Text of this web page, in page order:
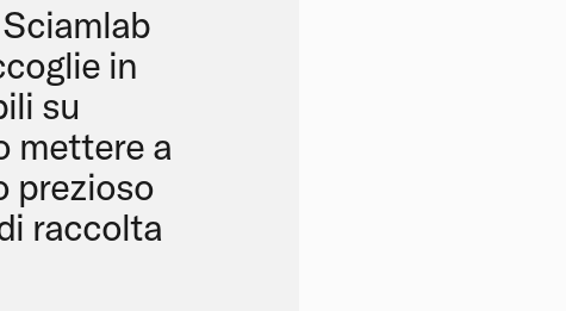
in
su
mettere a
prezioso
raccolta